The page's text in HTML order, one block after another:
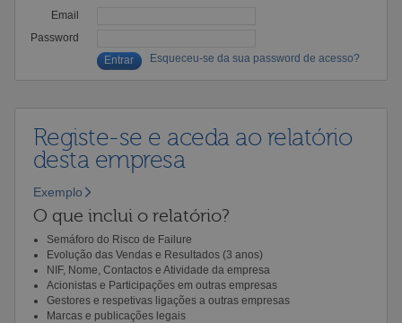
Email
Password
Esqueceu-se da sua password de acesso?
Registe-se e aceda ao relatório
desta empresa
Exemplo
O que inclui o relatório?
Semáforo do Risco de Failure
Evolução das Vendas e Resultados (3 anos)
NIF, Nome, Contactos e Atividade da empresa
Acionistas e Participações em outras empresas
Gestores e respetivas ligações a outras empresas
Marcas e publicações legais